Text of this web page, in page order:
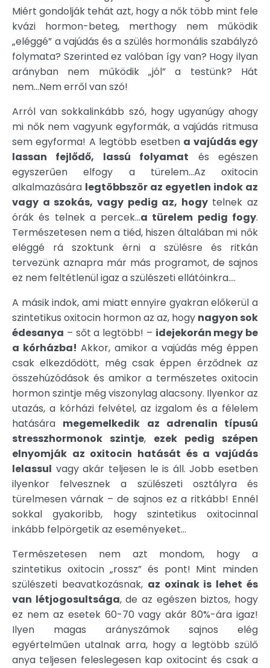
Miért gondolják tehát azt, hogy a nők több mint fele
kvázi hormon-beteg, merthogy nem működik
„eléggé” a vajúdás és a szülés hormonális szabályzó
folymata? Szerinted ez valóban így van? Hogy ilyan
arányban nem működik „jól” a testünk? Hát
nem...Nem erről van szó!
Arról van sokkalinkább szó, hogy ugyanúgy ahogy
mi nők nem vagyunk egyformák, a vajúdás ritmusa
sem egyforma! A legtöbb esetben a vajúdás egy
lassan fejlődő, lassú folyamat és egészen
egyszerűen elfogy a türelem...Az oxitocin
alkalmazására legtöbbször az egyetlen indok az
vagy a szokás, vagy pedig az, hogytelnek az
órák és telnek a percek...a türelem pedig fogy.
Természetesen nem a tiéd, hiszen általában mi nők
eléggé rá szoktunk érni a szülésre és ritkán
tervezünk aznapra már más programot, de sajnos
ez nem feltétlenül igaz a szülészeti ellátóinkra....
A másik indok, ami miatt ennyire gyakran előkerül a
szintetikus oxitocin hormon az az, hogy nagyon sok
édesanya – sőt a legtöbb! – idejekorán megy be
a kórházba! Akkor, amikor a vajúdás még éppen
csak elkezdődött, még csak éppen érződnek az
összehúzódások és amikor a természetes oxitocin
hormon szintje még viszonylag alacsony. Ilyenkor az
utazás, a kórházi felvétel, az izgalom és a félelem
hatására megemelkedik az adrenalin típusú
stresszhormonok szintje, ezek pedig szépen
elnyomják az oxitocin hatását és a vajúdás
lelassul vagy akár teljesen le is áll. Jobb esetben
ilyenkor felvesznek a szülészeti osztályra és
türelmesen várnak – de sajnos ez a ritkább! Ennél
sokkal gyakoribb, hogy szintetikus oxitocinnal
inkább felpörgetik az eseményeket...
Természetesen nem azt mondom, hogy a
szintetikus oxitocin „rossz” és pont! Mint minden
szülészeti beavatkozásnak, az oxinak is lehet és
van létjogosultsága, de az egészen biztos, hogy
ez nem az esetek 60-70 vagy akár 80%-ára igaz!
Ilyen magas arányszámok sajnos elég
egyértelműen utalnak arra, hogy a legtöbb szülő
anya teljesen feleslegesen kap oxitocint és csak a